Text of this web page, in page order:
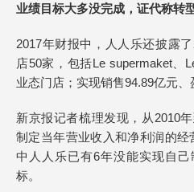
业绩目标大多没完成，证代称转
2017年财报中，人人乐还披露
店50家，包括Le supermaket、
业态门店；实现销售94.89亿元、
新京报记者梳理发现，从2010
制定当年营业收入和净利润的
中人人乐已有6年没能实现自
标。